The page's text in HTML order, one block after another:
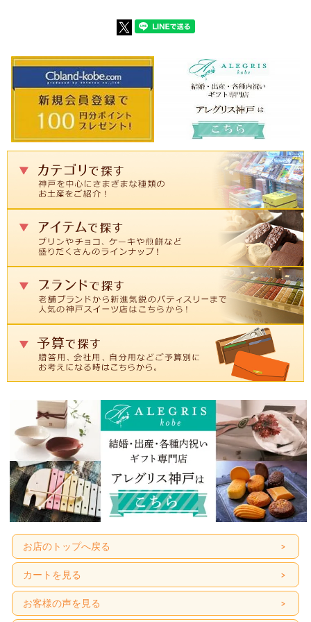
シルスマリアは生チョコ発祥のお店で
す。ショコラティエこだわりのチョコ
レートは長く愛され続けています。
１９８８年、シルスマリアにて、全く
新しいタイプのチョコレートが完成し
専用のギフトバッグ付き！
こちらの商品をお買い上げの方には、
贈り物に最適な、シルスマリアオリジ
ナルのギフトバッグをお付け致しま
す。
オランジェの召し上がり方
召し上がり方（手順） その① その②
お客様の声
M.Yさん
T.Yさん
オレンジの柑橘系とミルクチョコが合わさって食べやすい味でした。
サイズ的に一口で食べきれる大きさなので、ちょうどよかった。
お店のトップへ戻る
カートを見る
お客様の声を見る